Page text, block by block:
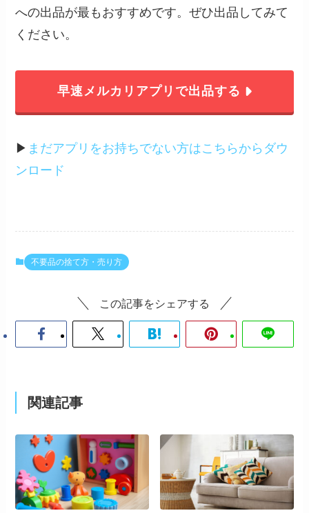
への出品が最もおすすめです。ぜひ出品してみて
ください。
早速メルカリアプリで出品する
▶︎ まだアプリをお持ちでない方はこちらからダウ
ンロード
不要品の捨て方・売り方
この記事をシェアする
関連記事